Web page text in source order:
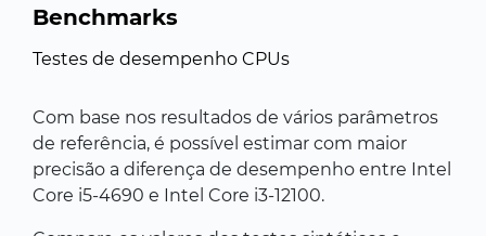
Benchmarks
Testes de desempenho CPUs
Com base nos resultados de vários parâmetros
de referência, é possível estimar com maior
precisão a diferença de desempenho entre Intel
Core i5-4690 e Intel Core i3-12100.